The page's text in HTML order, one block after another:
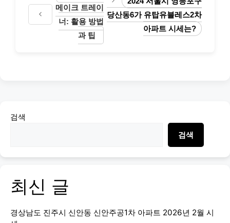
메이크 트레이
너: 활용 방법
과 팁
당산동6가 유탑유블레스2차
아파트 시세는?
검색
검색
최신 글
경상남도 진주시 신안동 신안주공1차 아파트 2026년 2월 시